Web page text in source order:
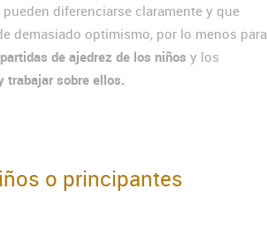
pueden diferenciarse claramente y que
demasiado optimismo, por lo menos para
partidas de ajedrez de los niños y los
trabajar sobre ellos.
o principantes